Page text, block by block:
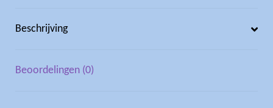
Beschrijving
Beoordelingen (0)